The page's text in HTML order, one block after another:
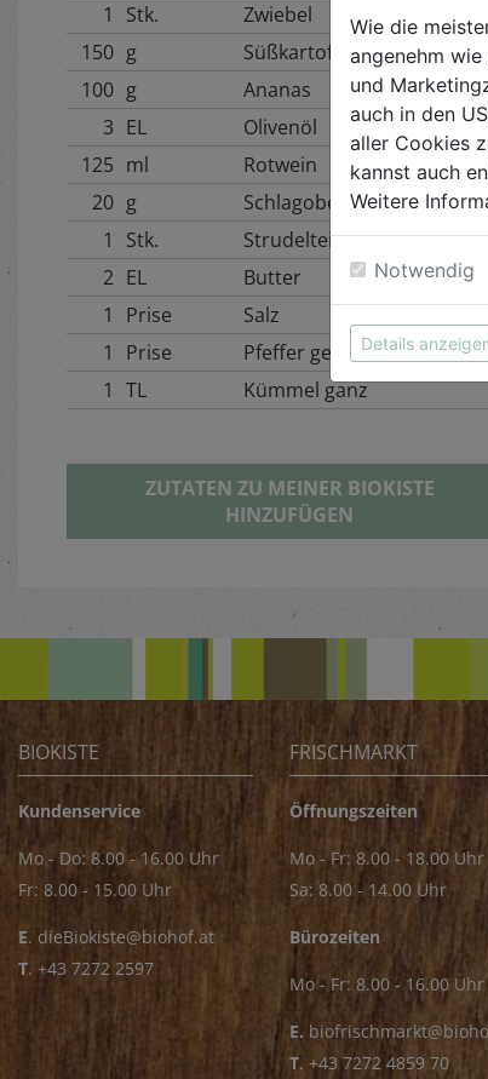
1
Stk.
Zwiebel
150 g
Süßkartoffeln
100 g
Ananas
3 EL
Olivenöl
125 ml
Rotwein
20 g
Schlagobers
1
Stk.
Strudelteig
2 EL
Butter
1
Prise
Salz
1
Prise
Pfeffer gemahlen
1 TL Kümmel ganz
ZUTATEN ZU MEINER BIOKISTE
HINZUFÜGEN
BIOKISTE
Kundenservice
Mo - Do: 8.00 - 16.00 Uhr
Fr: 8.00 - 15.00 Uhr
E. dieBiokiste@biohof.at
T. +43 7272 2597
FRISCHMARKT
Öffnungszeiten
Mo - Fr: 8.00 - 18.00 Uhr
Sa: 8.00 - 14.00 Uhr
Bürozeiten
Mo - Fr: 8.00 - 16.00 Uhr
E.
T. +43 7272 4859 70
Wie die
angenehm
und
auch in den
aller Cookies
kannst auch
Weitere
Notwendig
Details